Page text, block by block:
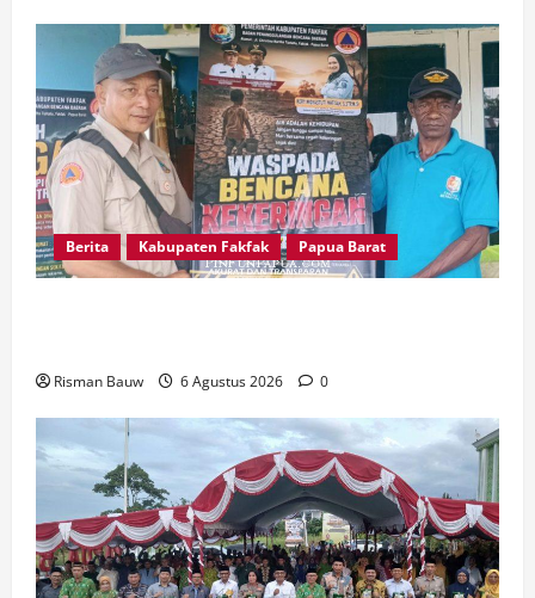
Berita Kabupaten Fakfak Papua Barat
Risman Bauw 6 Agustus 2026 0